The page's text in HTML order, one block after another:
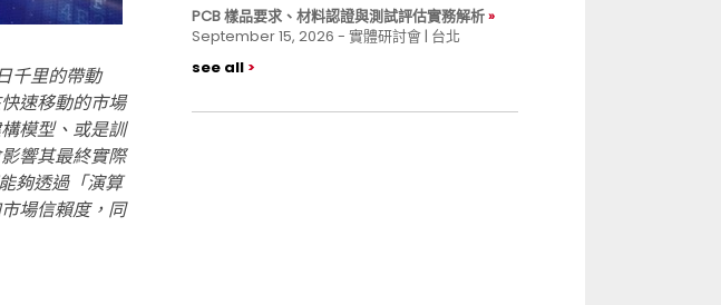
千里的帶動
速移動的市場
模型、或是訓
響其最終實際
夠透過「演算
場信賴度，同
PCB 樣品要求、材料認證與測試評估實務解析
September 15, 2026 - 實體研討會 | 台北
see all